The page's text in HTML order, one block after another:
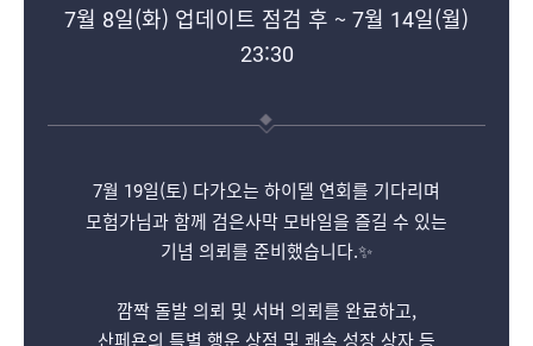
7월 8일(화) 업데이트 점검 후 ~ 7월 14일(월)
23:30
7월 19일(토) 다가오는 하이델 연회를 기다리며
모험가님과 함께 검은사막 모바일을 즐길 수 있는
기념 의뢰를 준비했습니다.✨
깜짝 돌발 의뢰 및 서버 의뢰를 완료하고,
산페욘의 특별 행운 상점 및 쾌속 성장 상자 등